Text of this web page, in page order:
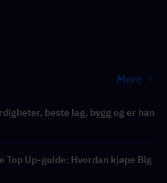
More
beste lag, bygg og er han
Top Up-guide: Hvordan kjøpe Big